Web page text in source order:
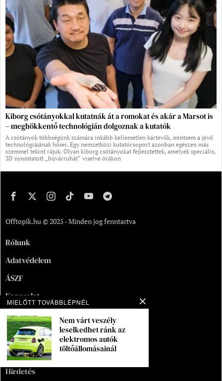
Kiborg csótányokkal kutatnák át a romokat és akár a Marsot is
– meghökkentő technológián dolgoznak a kutatók
A csótányok többségünk számára inkább kellemetlen kártevők, mintsem a jövő
technológiájának hősei. Egy nemzetközi kutatócsoport azonban egészen más
szemmel tekint rájuk. Olyan kiborg csótányokat fejlesztettek, amelyek speciális,
3D nyomtatott „búvárruhát” viselve órákon
Offtopik.hu © 2025 - Minden jog fenntartva
Rólunk
Adatvédelem
ÁSZF
Kapcsolat
Oldaltérkép
Segítség
Munka
Hirdetés
MIELŐTT TOVÁBBLÉPNÉL
Nem várt veszély
leselkedhet ránk az
elektromos autók
töltőállomásainál